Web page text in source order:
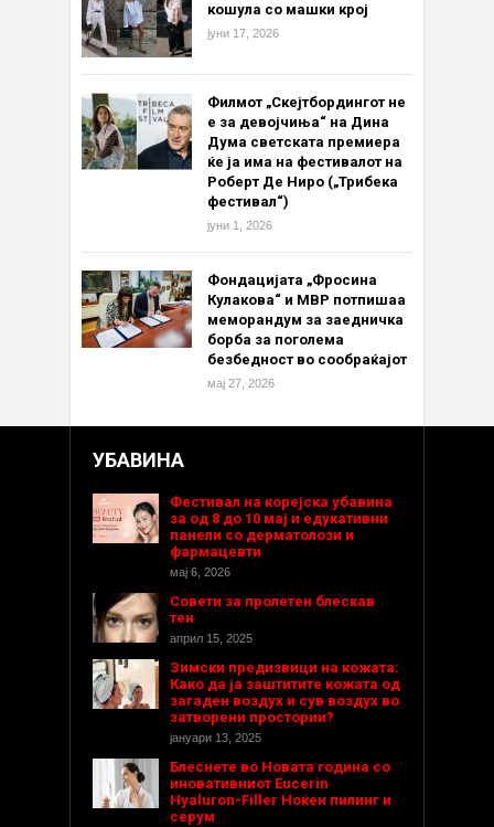
кошула со машки крој
јуни 17, 2026
Филмот „Скејтбордингот не
е за девојчиња“ на Дина
Дума светската премиера
ќе ја има на фестивалот на
Роберт Де Ниро („Трибека
фестивал“)
јуни 1, 2026
Фондацијата „Фросина
Кулакова“ и МВР потпишаа
меморандум за заедничка
борба за поголема
безбедност во сообраќајот
мај 27, 2026
УБАВИНА
Фестивал на корејска убавина
за од 8 до 10 мај и едукативни
панели со дерматолози и
фармацевти
мај 6, 2026
Совети за пролетен блескав
тен
април 15, 2025
Зимски предизвици на кожата:
Како да ја заштитите кожата од
загаден воздух и сув воздух во
затворени простории?
јануари 13, 2025
Блеснете во Новата година со
иновативниот Eucerin
Hyaluron-Filler Ноќен пилинг и
серум